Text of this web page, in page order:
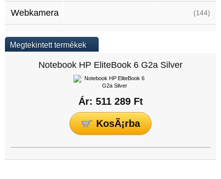
Webkamera (144)
Megtekintett termékek
Notebook HP EliteBook 6 G2a Silver
Ár: 511 289 Ft